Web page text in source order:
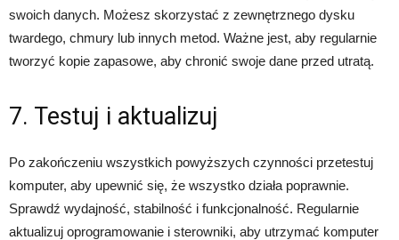
swoich danych. Możesz skorzystać z zewnętrznego dysku
twardego, chmury lub innych metod. Ważne jest, aby regularnie
tworzyć kopie zapasowe, aby chronić swoje dane przed utratą.
7. Testuj i aktualizuj
Po zakończeniu wszystkich powyższych czynności przetestuj
komputer, aby upewnić się, że wszystko działa poprawnie.
Sprawdź wydajność, stabilność i funkcjonalność. Regularnie
aktualizuj oprogramowanie i sterowniki, aby utrzymać komputer